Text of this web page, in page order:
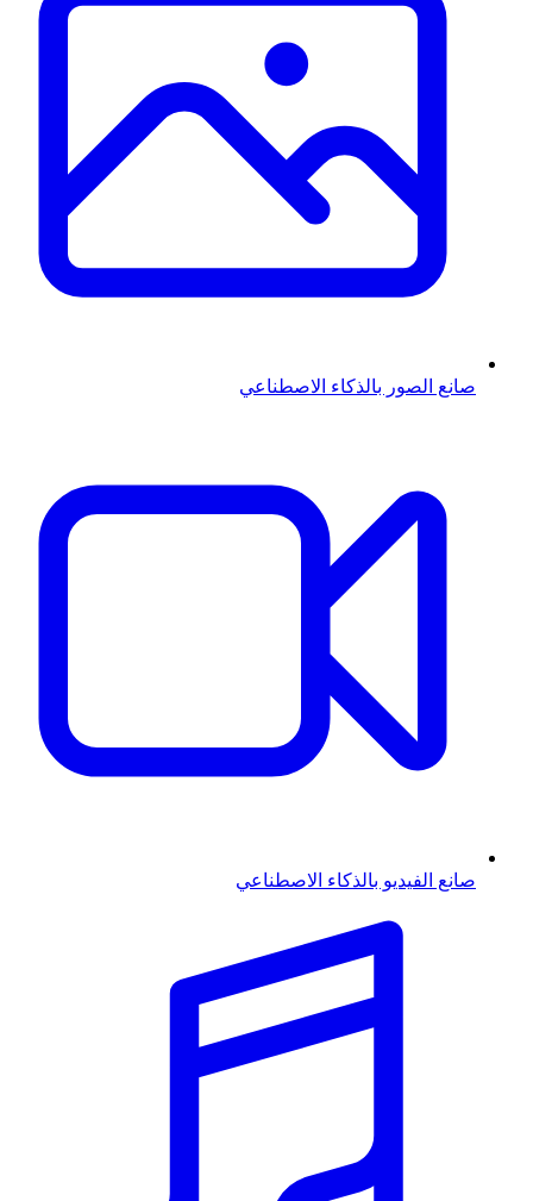
صانع الصور بالذكاء الاصطناعي
صانع الفيديو بالذكاء الاصطناعي